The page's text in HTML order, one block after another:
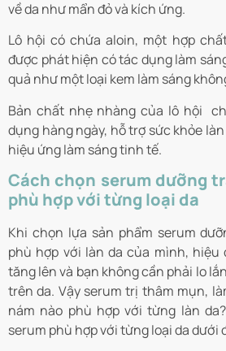
về da như mẩn đỏ và kích ứng.
Lô hội có chứa aloin, một hợp
được phát hiện có tác dụng làm
quả như một loại kem làm sáng
Bản chất nhẹ nhàng của lô hội
dụng hàng ngày, hỗ trợ sức khỏe
hiệu ứng làm sáng tinh tế.
Cách chọn serum dưỡng
phù hợp với từng loại da
Khi chọn lựa sản phẩm serum
phù hợp với làn da của mình, hiệu
tăng lên và bạn không cần phải lo
trên da. Vậy serum trị thâm mụn,
nám nào phù hợp với từng làn
serum phù hợp với từng loại da dưới